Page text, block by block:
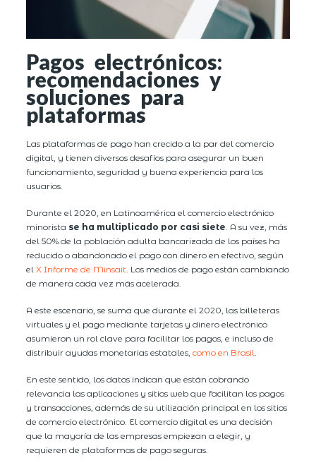
Pagos electrónicos:
recomendaciones y
soluciones para
plataformas
Las plataformas de pago han crecido a la par del comercio
digital, y tienen diversos desafíos para asegurar un buen
funcionamiento, seguridad y buena experiencia para los
usuarios.
Durante el 2020, en Latinoamérica el comercio electrónico
minorista se ha multiplicado por casi siete . A su vez, más
del 50% de la población adulta bancarizada de los países ha
reducido o abandonado el pago con dinero en efectivo, según
elX Informe de Minsait . Los medios de pago están cambiando
de manera cada vez más acelerada.
A este escenario, se suma que durante el 2020, las billeteras
virtuales y el pago mediante tarjetas y dinero electrónico
asumieron un rol clave para facilitar los pagos, e incluso de
distribuir ayudas monetarias estatales,como en Brasil
En este sentido, los datos indican que están cobrando
relevancia las aplicaciones y sitios web que facilitan los pagos
y transacciones, además de su utilización principal en los sitios
de comercio electrónico. El comercio digital es una decisión
que la mayoría de las empresas empiezan a elegir, y
requieren de plataformas de pago seguras.